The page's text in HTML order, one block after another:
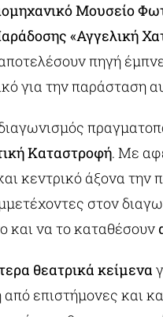
Μουσείο
«Αγγελική
πηγή
για την παράσταση
Καταστροφή. Με
κεντρικό άξονα την
στον
και να το καταθέσουν
θεατρικά κείμενα
επιστήμονες και